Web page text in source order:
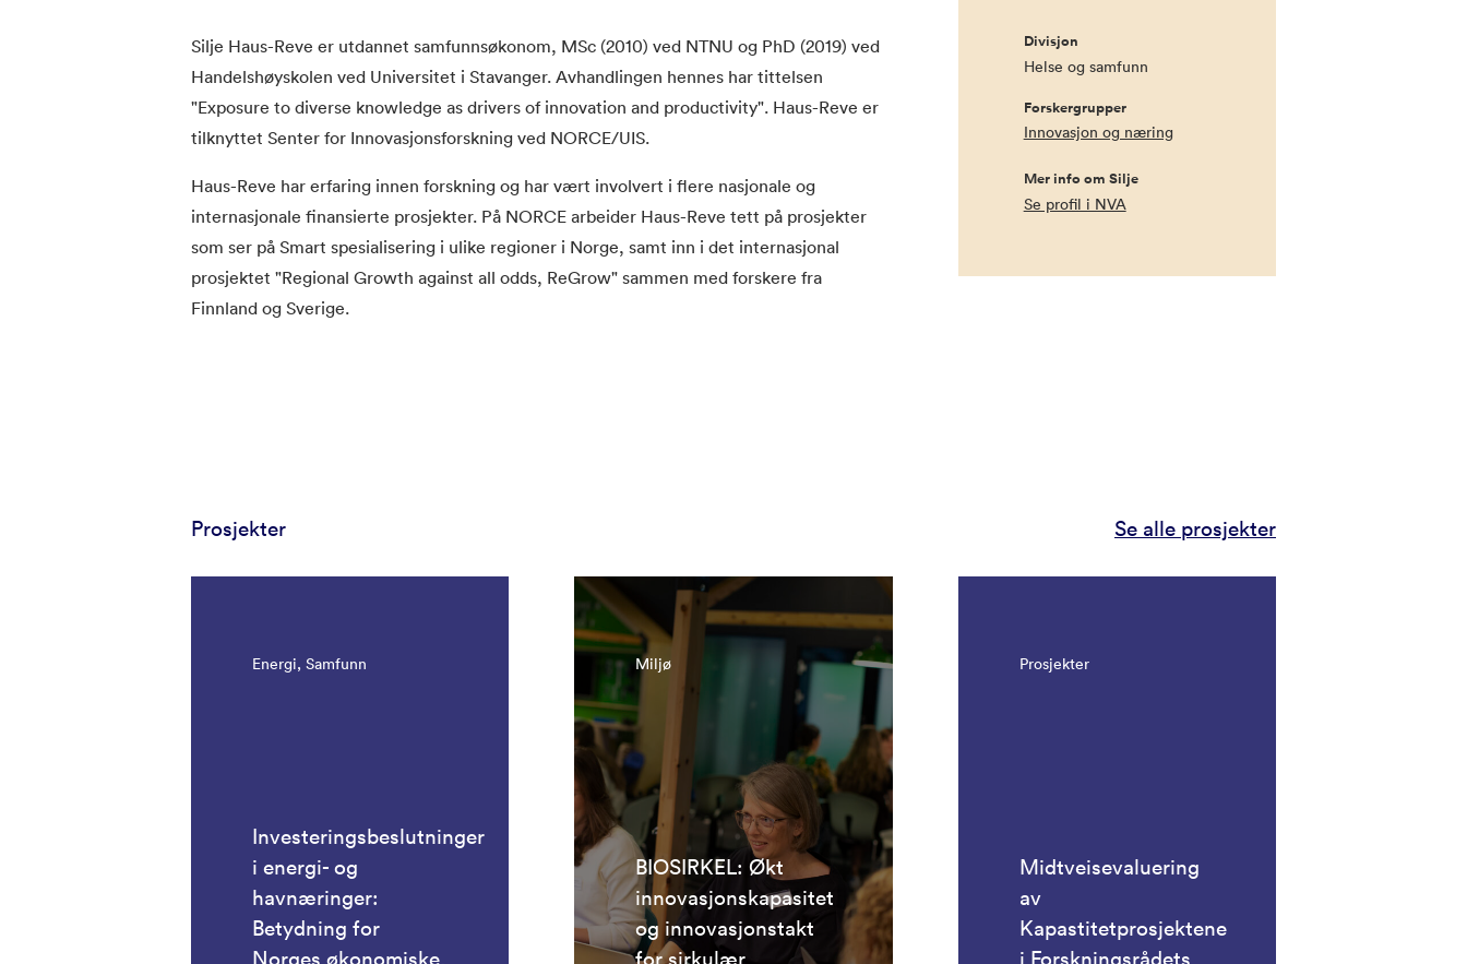
Silje Haus-Reve er utdannet samfunnsøkonom, MSc (2010) ved NTNU og PhD (2019) ved
Handelshøyskolen ved Universitet i Stavanger. Avhandlingen hennes har tittelsen
"Exposure to diverse knowledge as drivers of innovation and productivity". Haus-Reve er
tilknyttet Senter for Innovasjonsforskning ved NORCE/UIS.
Haus-Reve har erfaring innen forskning og har vært involvert i flere nasjonale og
internasjonale finansierte prosjekter. På NORCE arbeider Haus-Reve tett på prosjekter
som ser på Smart spesialisering i ulike regioner i Norge, samt inn i det internasjonal
prosjektet "Regional Growth against all odds, ReGrow" sammen med forskere fra
Finnland og Sverige.
Divisjon
Helse og samfunn
Forskergrupper
Innovasjon og næring
Mer info om Silje
Se profil i NVA
Prosjekter Se alle prosjekter
Energi, Samfunn
Investeringsbeslutninger
i energi- og
havnæringer:
Betydning for
Norges økonomiske,
Miljø
BIOSIRKEL: Økt
innovasjonskapasitet
og innovasjonstakt
for sirkulær
Prosjekter
Midtveisevaluering
av
Kapastitetprosjektene
i Forskningsrådets